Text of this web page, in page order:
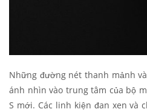
Những đường nét thanh mảnh
ánh nhìn vào trung tâm của bộ
S mới. Các linh kiện đan xen và